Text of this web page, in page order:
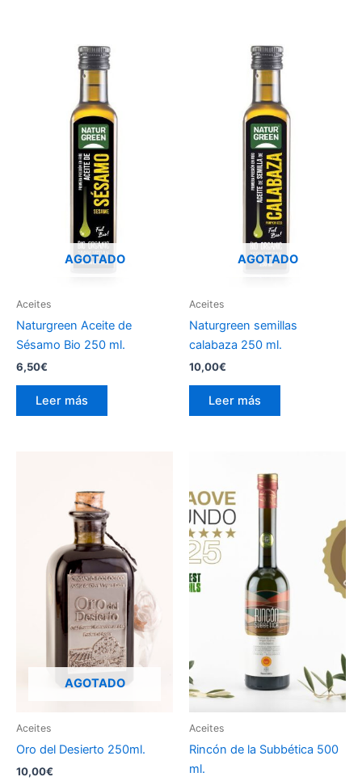
AGOTADO
Aceites
Naturgreen Aceite de
Sésamo Bio 250 ml.
6,50€
Leer más
AGOTADO
Aceites
Naturgreen semillas
calabaza 250 ml.
10,00€
Leer más
AGOTADO
Aceites
Oro del Desierto 250ml.
10,00€
Aceites
Rincón de la Subbética 500
ml.